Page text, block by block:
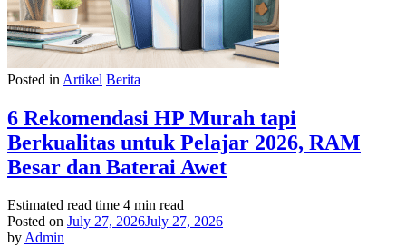
Posted in Artikel Berita
6 Rekomendasi HP Murah tapi
Berkualitas untuk Pelajar 2026, RAM
Besar dan Baterai Awet
Estimated read time 4 min read
Posted on July 27, 2026July 27, 2026
byAdmin